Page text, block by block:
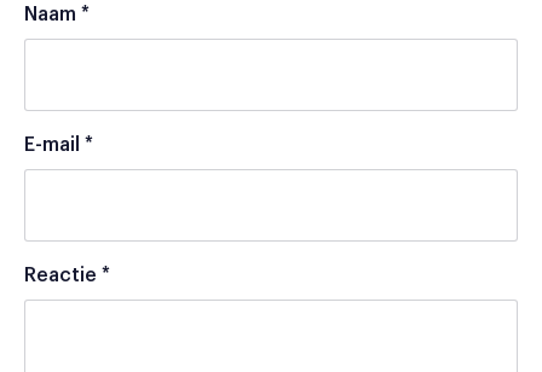
Naam *
E-mail *
Reactie *